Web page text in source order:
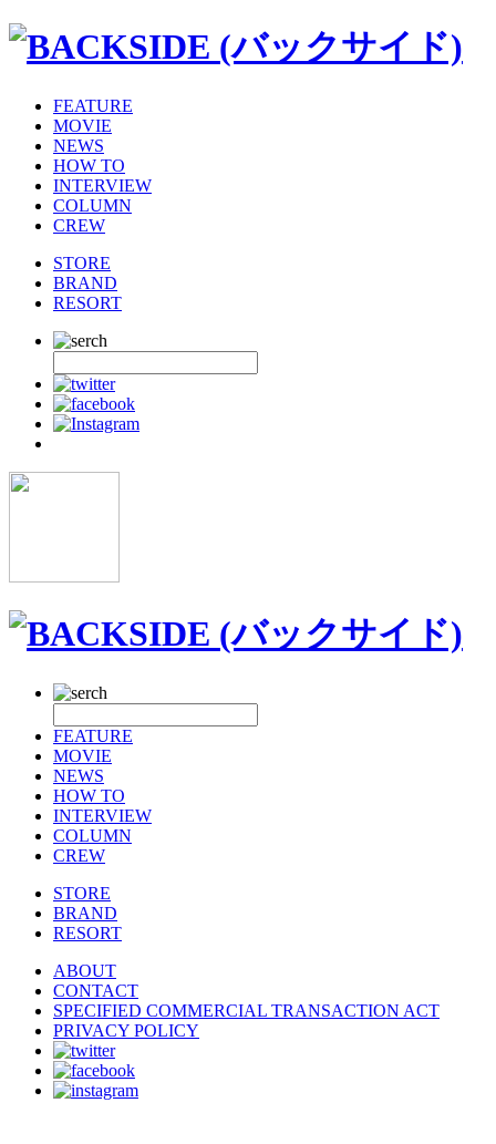
FEATURE
MOVIE
NEWS
HOW TO
INTERVIEW
COLUMN
CREW
STORE
BRAND
RESORT
FEATURE
MOVIE
NEWS
HOW TO
INTERVIEW
COLUMN
CREW
STORE
BRAND
RESORT
ABOUT
CONTACT
SPECIFIED COMMERCIAL TRANSACTION ACT
PRIVACY POLICY